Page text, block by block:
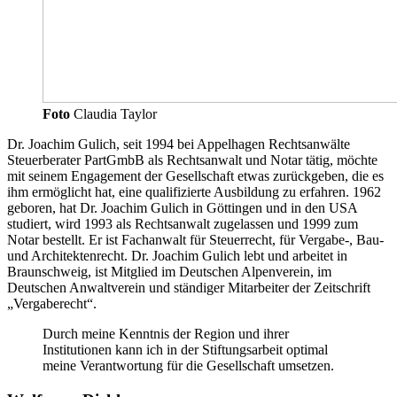
Foto Claudia Taylor
Dr. Joachim Gulich, seit 1994 bei Appelhagen Rechtsanwälte
Steuerberater PartGmbB als Rechtsanwalt und Notar tätig, möchte
mit seinem Engagement der Gesellschaft etwas zurückgeben, die es
ihm ermöglicht hat, eine qualifizierte Ausbildung zu erfahren. 1962
geboren, hat Dr. Joachim Gulich in Göttingen und in den USA
studiert, wird 1993 als Rechtsanwalt zugelassen und 1999 zum
Notar bestellt. Er ist Fachanwalt für Steuerrecht, für Vergabe-, Bau-
und Architektenrecht. Dr. Joachim Gulich lebt und arbeitet in
Braunschweig, ist Mitglied im Deutschen Alpenverein, im
Deutschen Anwaltverein und ständiger Mitarbeiter der Zeitschrift
„Vergaberecht“.
Durch meine Kenntnis der Region und ihrer
Institutionen kann ich in der Stiftungsarbeit optimal
meine Verantwortung für die Gesellschaft umsetzen.